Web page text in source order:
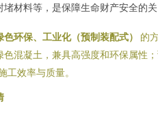
堵材料等，是保障生命财产安全的关
环保、工业化（预制装配式）
的
混凝土，兼具高强度和环保属性
工效率与质量。